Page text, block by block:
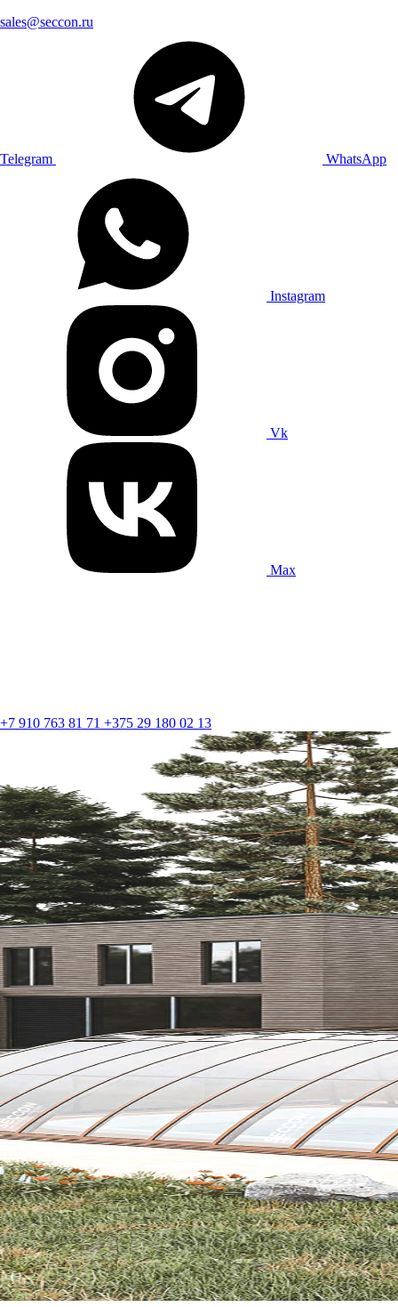
sales@seccon.ru
Telegram WhatsApp
Instagram
Vk
Max
+7 910 763 81 71 +375 29 180 02 13